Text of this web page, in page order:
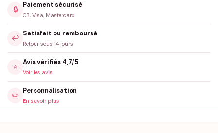
🔒
Paiement sécurisé
CB, Visa, Mastercard
↩️
Satisfait ou remboursé
Retour sous 14 jours
⭐
Avis vérifiés 4,7/5
Voir les avis
✏️
Personnalisation
En savoir plus